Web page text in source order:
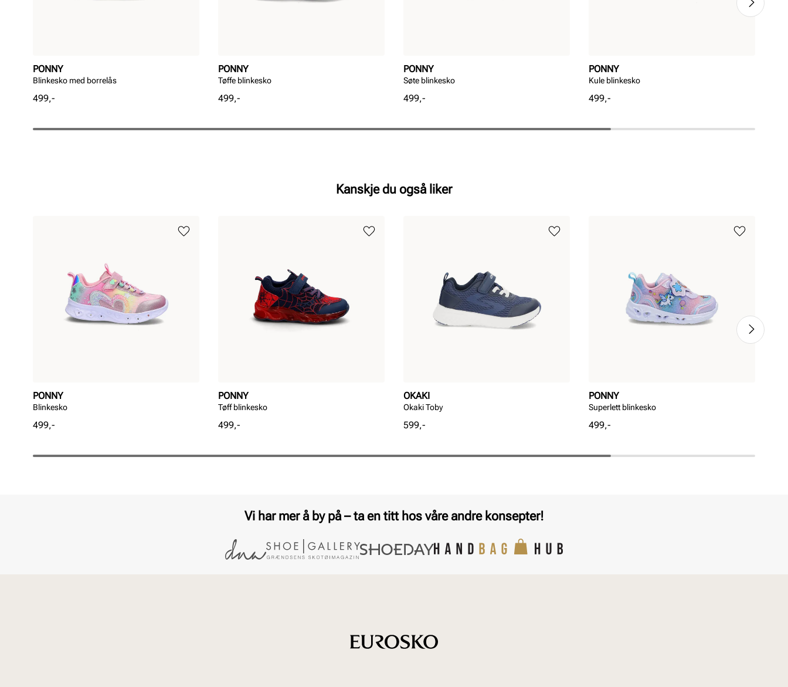
PONNY
Blinkesko med borrelås
Pris
499,-
PONNY
Tøffe blinkesko
Pris
499,-
PONNY
Søte blinkesko
Pris
499,-
PONNY
Kule blinkesko
Pris
499,-
Kanskje du også liker
PONNY
Blinkesko
Pris
499,-
PONNY
Tøff blinkesko
Pris
499,-
OKAKI
Okaki Toby
Pris
599,-
PONNY
Superlett blinkesko
Pris
499,-
Vi har mer å by på – ta en titt hos våre andre konsepter!